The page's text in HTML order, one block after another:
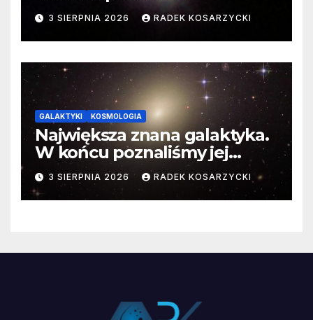
3 SIERPNIA 2026 RADEK KOSARZYCKI
GALAKTYKI KOSMOLOGIA
Największa znana galaktyka.
W końcu poznaliśmy jej
faktyczne wymiary
3 SIERPNIA 2026 RADEK KOSARZYCKI